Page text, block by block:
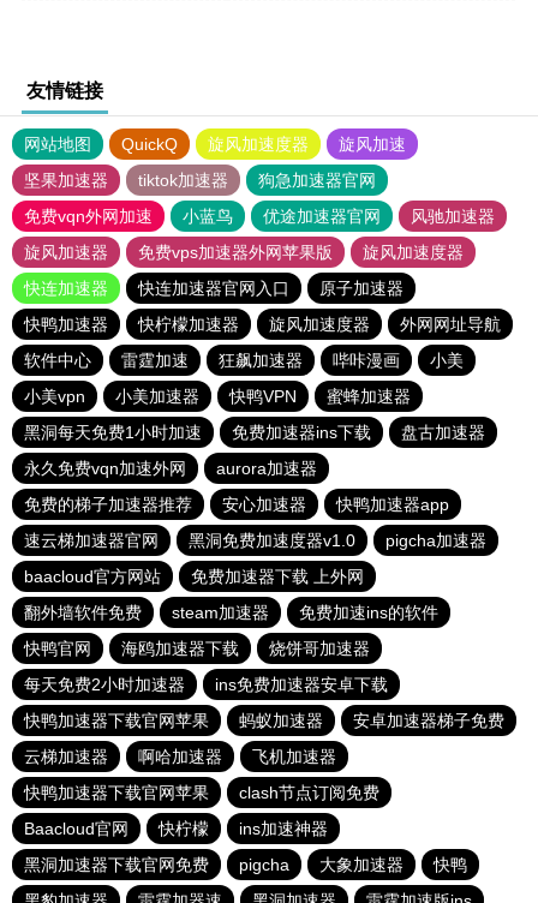
友情链接
网站地图 QuickQ 旋风加速度器
旋风加速
坚果加速器
tiktok加速器
狗急加速器官网
免费vqn外网加速
小蓝鸟 优途加速器官网
风驰加速器
旋风加速器
免费vps加速器外网苹果版
旋风加速度器
快连加速器
快连加速器官网入口
原子加速器
快鸭加速器
快柠檬加速器 旋风加速度器
外网网址导航
软件中心
雷霆加速 狂飙加速器 哔咔漫画
小美
小美vpn
小美加速器 快鸭VPN
蜜蜂加速器
黑洞每天免费1小时加速
免费加速器ins下载
盘古加速器
永久免费vqn加速外网
aurora加速器
免费的梯子加速器推荐
安心加速器
快鸭加速器app
速云梯加速器官网
黑洞免费加速度器v1.0
pigcha加速器
baacloud官方网站
免费加速器下载 上外网
翻外墙软件免费
steam加速器
免费加速ins的软件
快鸭官网
海鸥加速器下载
烧饼哥加速器
每天免费2小时加速器
ins免费加速器安卓下载
快鸭加速器下载官网苹果
蚂蚁加速器
安卓加速器梯子免费
云梯加速器
啊哈加速器
飞机加速器
快鸭加速器下载官网苹果
clash节点订阅免费
Baacloud官网
快柠檬
ins加速神器
黑洞加速器下载官网免费
pigcha 大象加速器
快鸭